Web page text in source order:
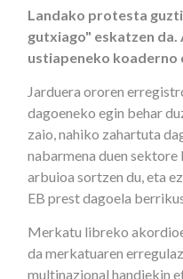
Landako protesta
gutxiago" eskatzen da.
ustiapeneko koaderno
Jarduera ororen
dagoeneko egin behar
zaio, nahiko zahartuta
nabarmena duen
arbuioa sortzen du, eta
EB prest dagoela
Merkatu libreko
da merkatuaren
multinazional handiekin